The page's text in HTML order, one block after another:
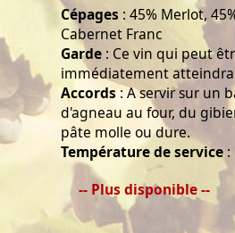
Cépages : 45% Merlot,
Cabernet Franc
Garde : Ce vin qui peut
immédiatement
Accords: A servir sur un
d'agneau au four, du
pâte molle ou dure.
Température de service :
-- Plus disponible --